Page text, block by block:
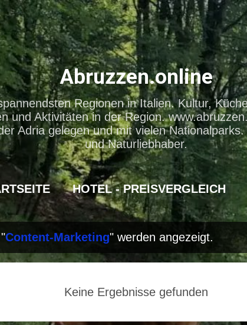
Direkt zum Hauptbereich
Abruzzen.online
Regionen in Italien. Kultur,
und Aktivitäten in der Region.
Adria gelegen und mit vielen
und Naturliebhaber.
HOTEL - PREISVERGLEICH
Content-Marketing" werden angezeigt.
Keine Ergebnisse gefunden